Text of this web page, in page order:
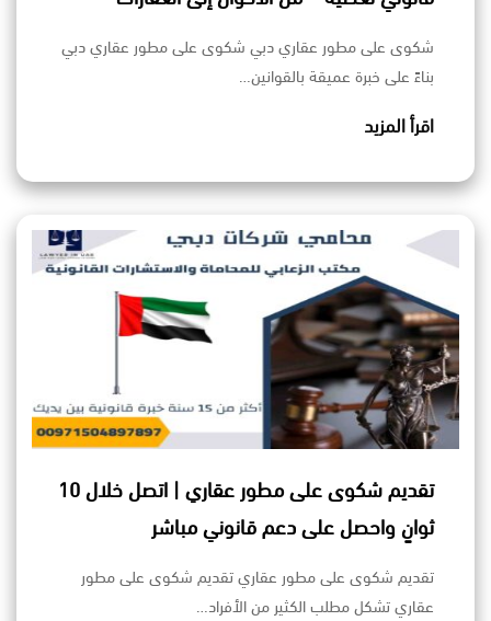
شكوى على مطور عقاري دبي شكوى على مطور عقاري دبي
بناءً على خبرة عميقة بالقوانين…
اقرأ المزيد
تقديم شكوى على مطور عقاري | اتصل خلال 10
ثوانٍ واحصل على دعم قانوني مباشر
تقديم شكوى على مطور عقاري تقديم شكوى على مطور
عقاري تشكل مطلب الكثير من الأفراد…